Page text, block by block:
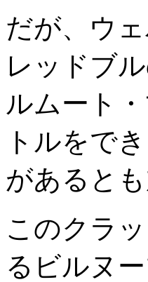
だが、ウ
レッドブ
ルムート
トルをで
があるとも
このクラ
るビルヌ